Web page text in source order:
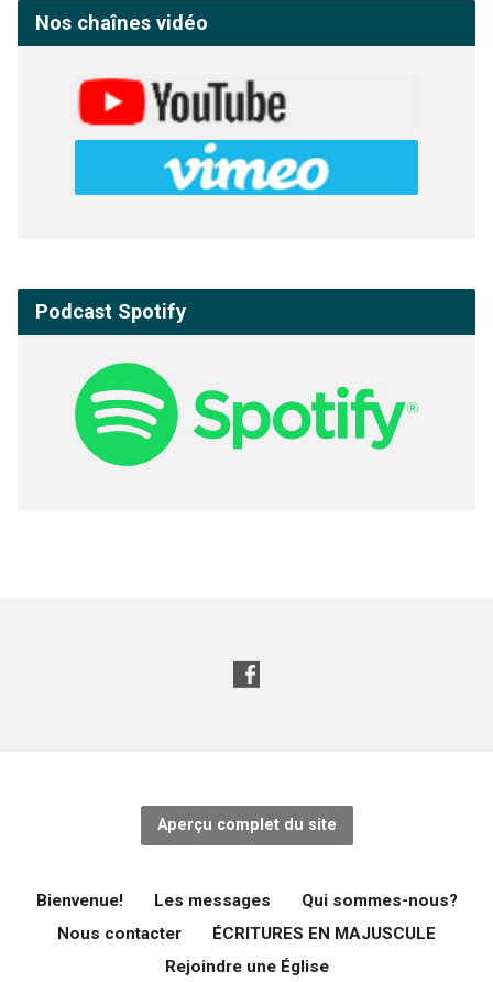
Nos chaînes vidéo
Podcast Spotify
Aperçu complet du site
Bienvenue! Les messages
Qui sommes-nous?
Nous contacter
ÉCRITURES EN MAJUSCULE
Rejoindre une Église